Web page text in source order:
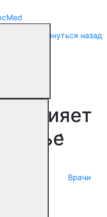
Врачи
Вернуться назад
влияет